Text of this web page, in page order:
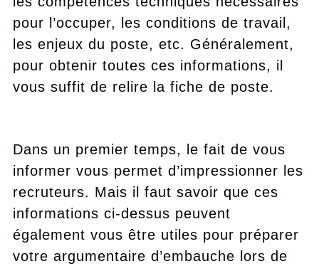
pour l’occuper, les conditions de travail,
les enjeux du poste, etc. Généralement,
pour obtenir toutes ces informations, il
vous suffit de relire la fiche de poste.
Dans un premier temps, le fait de vous
informer vous permet d’impressionner les
recruteurs. Mais il faut savoir que ces
informations ci-dessus peuvent
également vous être utiles pour préparer
votre argumentaire d’embauche lors de